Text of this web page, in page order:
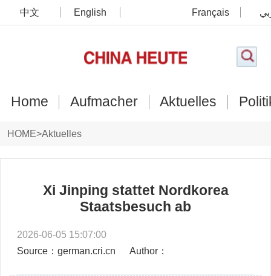
中文 English Français
Home Aufmacher Aktuelles
HOME>Aktuelles
Xi Jinping stattet Nordkorea
Staatsbesuch ab
2026-06-05 15:07:00
Source：german.cri.cn
Author：